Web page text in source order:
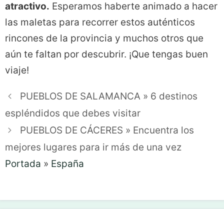
atractivo. Esperamos haberte animado a hacer
las maletas para recorrer estos auténticos
rincones de la provincia y muchos otros que
aún te faltan por descubrir. ¡Que tengas buen
viaje!
PUEBLOS DE SALAMANCA » 6 destinos
espléndidos que debes visitar
PUEBLOS DE CÁCERES » Encuentra los
mejores lugares para ir más de una vez
Portada » España